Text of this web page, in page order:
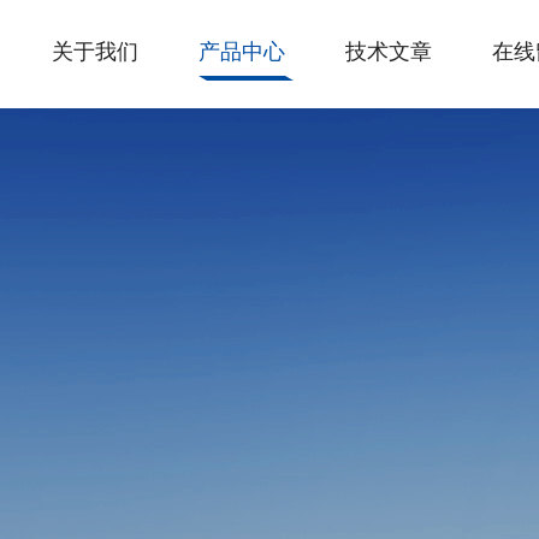
关于我们 产品中心 技术文章 在